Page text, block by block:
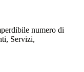
numero di
Servizi,